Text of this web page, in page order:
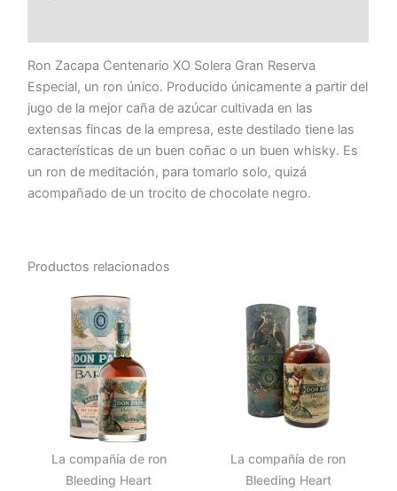
Ron Zacapa Centenario XO Solera Gran Reserva
Especial, un ron único. Producido únicamente a partir del
jugo de la mejor caña de azúcar cultivada en las
extensas fincas de la empresa, este destilado tiene las
características de un buen coñac o un buen whisky. Es
un ron de meditación, para tomarlo solo, quizá
acompañado de un trocito de chocolate negro.
Productos relacionados
La compañía de ron
Bleeding Heart
La compañía de ron
Bleeding Heart